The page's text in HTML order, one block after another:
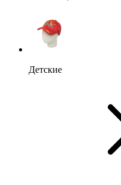
Детские